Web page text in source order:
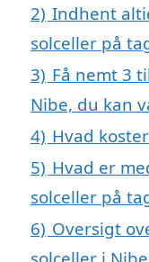
2) Indhent
solceller på
3) Få nemt 3
Nibe, du kan
4) Hvad
5) Hvad er
solceller på
6) Oversigt